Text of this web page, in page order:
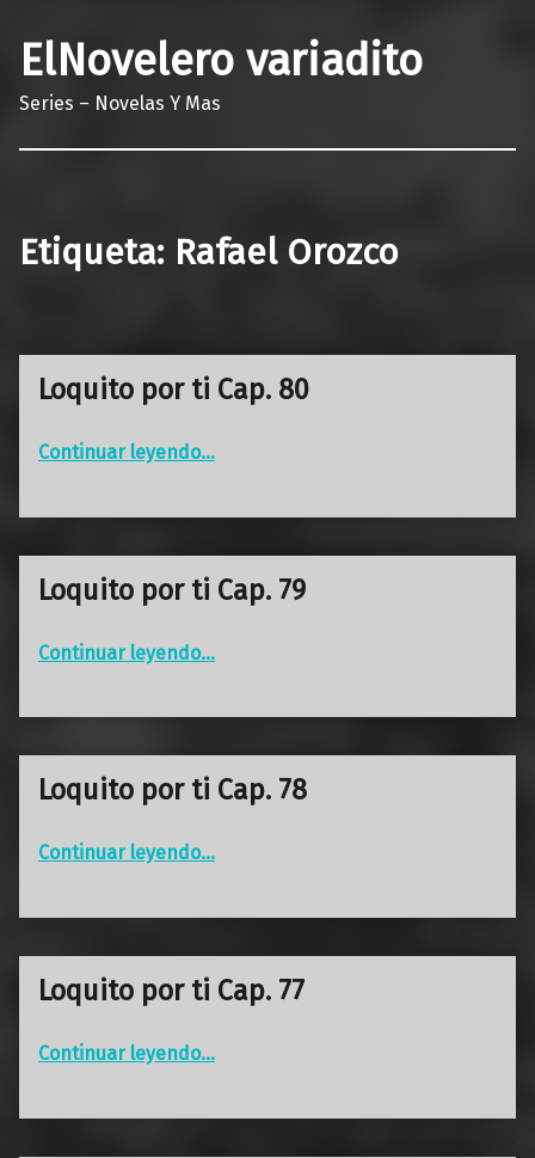
ElNovelero variadito
Series – Novelas Y Mas
Etiqueta: Rafael Orozco
Loquito por ti Cap. 80
Continuar leyendo…
Loquito por ti Cap. 79
Continuar leyendo…
Loquito por ti Cap. 78
Continuar leyendo…
Loquito por ti Cap. 77
Continuar leyendo…